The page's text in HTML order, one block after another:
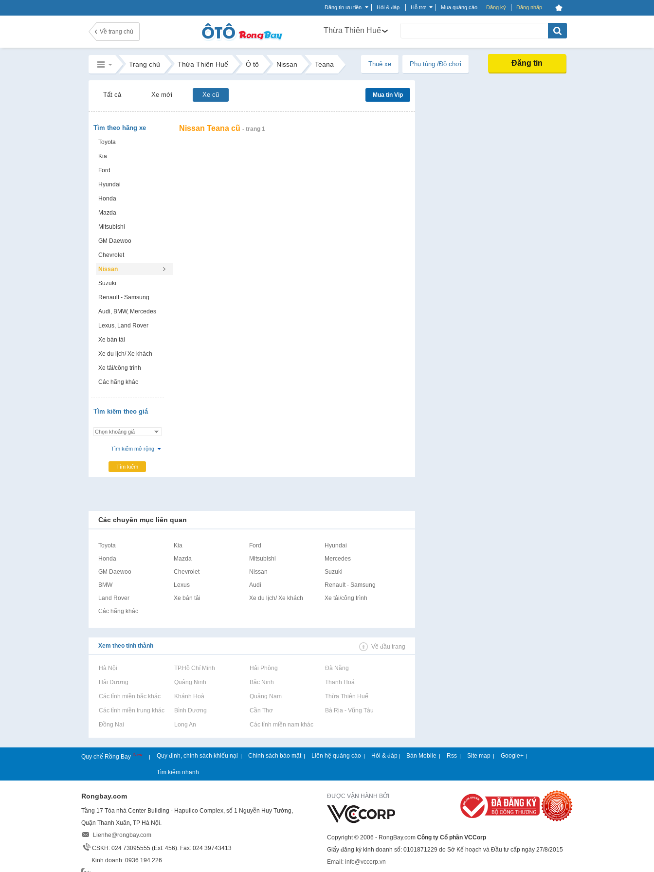
Đăng tin ưu tiên Hỏi & đáp Hỗ trợ Mua quảng cáo Đăng ký Đăng nhập
Về trang chủ Thừa Thiên Huế
Trang chủ Thừa Thiên Huế Ô tô Nissan Teana Thuê xe Phụ tùng /Đồ chơi Đăng tin
Tất cả Xe mới Xe cũ Mua tin Vip
Tìm theo hãng xe
Toyota
Kia
Ford
Hyundai
Honda
Mazda
Mitsubishi
GM Daewoo
Chevrolet
Nissan
Suzuki
Renault - Samsung
Audi, BMW, Mercedes
Lexus, Land Rover
Xe bán tải
Xe du lịch/ Xe khách
Xe tải/công trình
Các hãng khác
Tìm kiếm theo giá
Tìm kiếm mở rộng
Tìm kiếm
Nissan Teana cũ - trang 1
Các chuyên mục liên quan
Toyota Kia Ford
Hyundai
Honda
Mazda Mitsubishi
Mercedes
GM Daewoo
Chevrolet Nissan
Suzuki
BMW
Lexus Audi
Renault - Samsung
Land Rover
Xe bán tải Xe du lịch/ Xe khách
Xe tải/công trình
Các hãng khác
Xem theo tỉnh thành Về đầu trang
Rao vặt tại Hà Nội Rao vặt tại TP.Hồ Chí Minh Rao vặt tại Hải Phòng Rao vặt tại Đà Nẵng
Rao vặt tại Hải Dương Rao vặt tại Quảng Ninh Rao vặt tại Bắc Ninh Rao vặt tại Thanh Hoá
Rao vặt tại Các tỉnh miền bắc khácRao vặt tại Khánh Hoà Rao vặt tại Quảng Nam Rao vặt tại Thừa Thiên Huế
Rao vặt tại Các tỉnh miền trung khácRao vặt tại Bình Dương Rao vặt tại Cần Thơ Rao vặt tại Bà Rịa - Vũng Tàu
Rao vặt tại Đồng Nai Rao vặt tại Long An Rao vặt tại Các tỉnh miền nam khác
Quy chế Rồng Bay New | Quy định, chính sách khiếu nại | Chính sách bảo mật | Liên hệ quảng cáo | Hỏi & đáp | Bản Mobile | Rss | Site map | Google+ |
Tìm kiếm nhanh
Rongbay.com
Tầng 17 Tòa nhà Center Building - Hapulico Complex, số 1 Nguyễn Huy Tưởng,
Quận Thanh Xuân, TP Hà Nội.
Lienhe@rongbay.com
CSKH: 024 73095555 (Ext: 456). Fax: 024 39743413
Kinh doanh: 0936 194 226
ĐƯỢC VẬN HÀNH BỞI
Copyright © 2006 - RongBay.com Công ty Cổ phần VCCorp
Giấy đăng ký kinh doanh số: 0101871229 do Sở Kế hoạch và Đầu tư cấp ngày 27/8/2015
Email: info@vccorp.vn